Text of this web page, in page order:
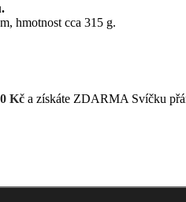
hmotnost cca 315 g.
Kč a získáte ZDARMA Svíčku
ke znamení, 315 g množství